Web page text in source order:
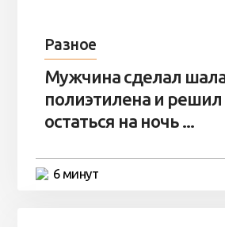
Разное
Мужчина сделал
полиэтилена и
остаться на ночь ...
6 минут